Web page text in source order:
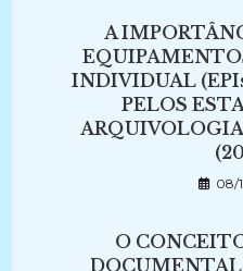
A
INDIVIDUAL
PELOS
ARQUIVOLOGIA
08/
O
DOCUMENTAL